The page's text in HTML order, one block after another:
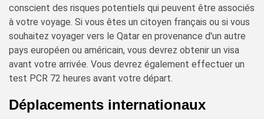
conscient des risques potentiels qui peuvent être associés
à votre voyage. Si vous êtes un citoyen français ou si vous
souhaitez voyager vers le Qatar en provenance d'un autre
pays européen ou américain, vous devrez obtenir un visa
avant votre arrivée. Vous devrez également effectuer un
test PCR 72 heures avant votre départ.
Déplacements internationaux